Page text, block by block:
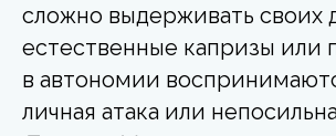
сложно выдерживать своих
естественные капризы или
в автономии
личная атака или